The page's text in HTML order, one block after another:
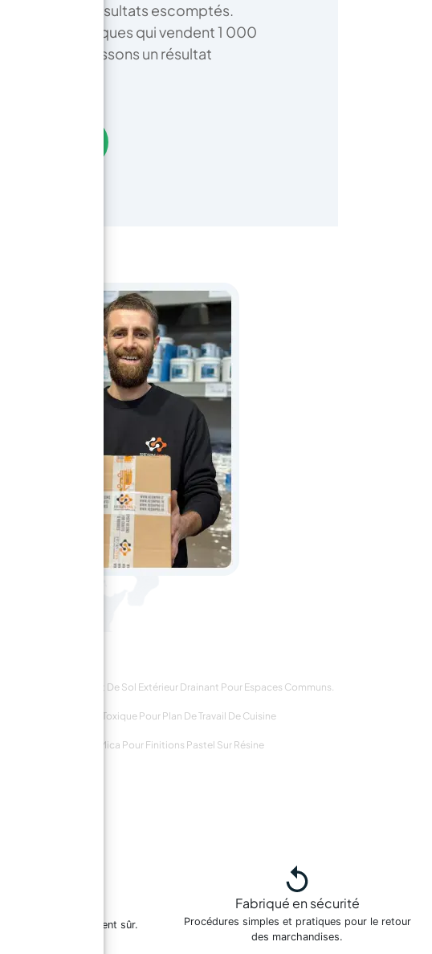
garantir les résultats escomptés.
génériques qui vendent 1 000
vous garantissons un résultat
Revêtement De Sol Extérieur Drainant Pour Espaces Communs.
Résine Non Toxique Pour Plan De Travail De Cuisine
Poudre De Mica Pour Finitions Pastel Sur Résine
système de paiement sûr.
Fabriqué en sécurité
Procédures simples et pratiques pour le retour
des marchandises.